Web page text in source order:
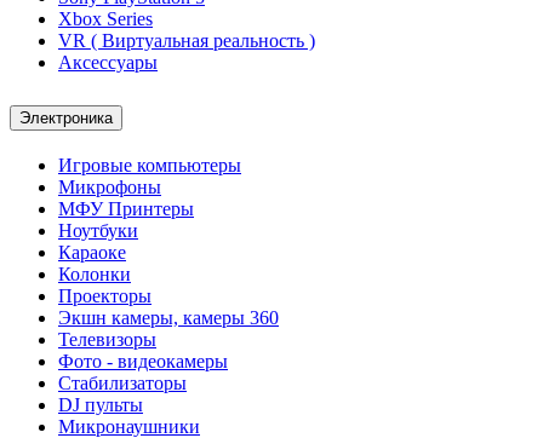
Xbox Series
VR ( Виртуальная реальность )
Аксессуары
Электроника
Игровые компьютеры
Микрофоны
МФУ Принтеры
Ноутбуки
Караоке
Колонки
Проекторы
Экшн камеры, камеры 360
Телевизоры
Фото - видеокамеры
Стабилизаторы
DJ пульты
Микронаушники